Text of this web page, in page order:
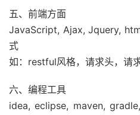
五、前端方面
JavaScript, Ajax, Jquery,
式
如：restful风格，请求头，请
六、编程工具
idea, eclipse, maven,